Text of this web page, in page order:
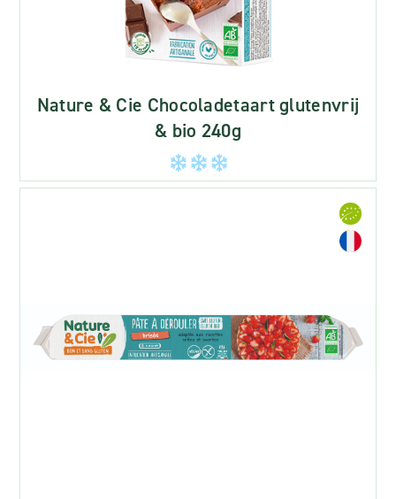
Nature & Cie Chocoladetaart glutenvrij
& bio 240g